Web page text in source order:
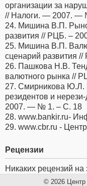
организации за
// Налоги. — 2007. —
24. Мишина В.П.
развития // РЦБ. –
25. Мишина В.П.
сценарий развития
26. Пашкова Н.В.
валютного рынка //
27. Смирникова Ю.Л.
резидентов и
2007. — № 1. – С. 18
28. www.bankir.ru-
29. www.cbr.ru -
Рецензии
Никаких рецензий на
© 2026